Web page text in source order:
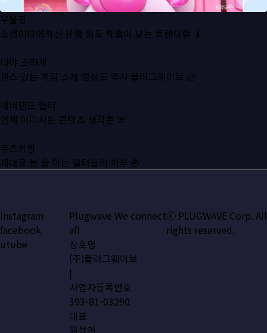
우울핑
소셜미디어최신 유행 밈도 꿰뚫어 보는 트렌디함 🤸
나야 소라게
센스 있는 게임 소개 영상도 역시 플러그웨이브 🐚
에버랜드 월터
언제 어디서든 콘텐츠 생각뿐 💭
무츠키짱
제대로 놀 줄 아는 월터들의 하루 🍟
instagram
facebook
utube
Plugwave We connect
all
상호명
(주)플러그웨이브
|
사업자등록번호
393-81-03290
대표
원성연
ⓒ PLUGWAVE Corp. All
rights reserved.